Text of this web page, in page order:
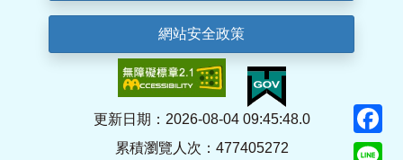
網站安全政策
更新日期：2026-08-04 09:45:48.0
累積瀏覽人次：477405272